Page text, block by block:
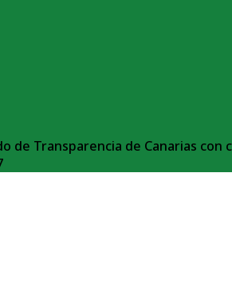
Transparencia de Canarias